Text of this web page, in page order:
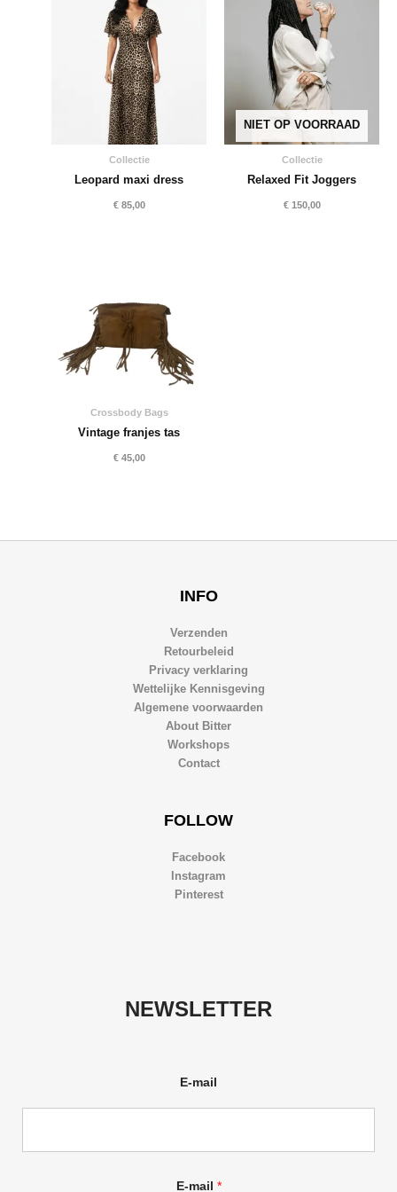
Collectie
Leopard maxi dress
€85,00
NIET OP VOORRAAD
Collectie
Relaxed Fit Joggers
€150,00
Crossbody Bags
Vintage franjes tas
€45,00
INFO
Verzenden
Retourbeleid
Privacy verklaring
Wettelijke Kennisgeving
Algemene voorwaarden
About Bitter
Workshops
Contact
FOLLOW
Facebook
Instagram
Pinterest
NEWSLETTER
E-mail
E-mail *